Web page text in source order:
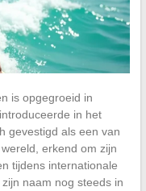
is opgegroeid in
in het
gevestigd als een van
erkend om zijn
tijdens internationale
naam nog steeds in